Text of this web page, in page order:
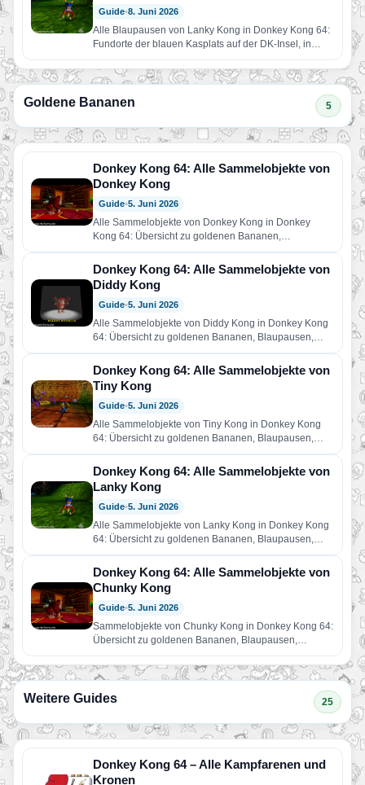
Guide•8. Juni 2026
Alle Blaupausen von Lanky Kong in Donkey Kong 64:
Fundorte der blauen Kasplats auf der DK-Insel, in
Tropen…
Goldene Bananen 5
Donkey Kong 64: Alle Sammelobjekte von
Donkey Kong
Guide•5. Juni 2026
Alle Sammelobjekte von Donkey Kong in Donkey
Kong 64: Übersicht zu goldenen Bananen,
Blaupausen, Bananen-Medaillen, Kampfarenen,
Boss-Schlüsseln und…
Donkey Kong 64: Alle Sammelobjekte von
Diddy Kong
Guide•5. Juni 2026
Alle Sammelobjekte von Diddy Kong in Donkey Kong
64: Übersicht zu goldenen Bananen, Blaupausen,
Bananen-Medaillen, Bonusfässern, Spezialfähigkeiten
und…
Donkey Kong 64: Alle Sammelobjekte von
Tiny Kong
Guide•5. Juni 2026
Alle Sammelobjekte von Tiny Kong in Donkey Kong
64: Übersicht zu goldenen Bananen, Blaupausen,
Bananen-Medaillen, Bananenfeen, Mini-Monkey-
Aufgaben, Primatoport-Räumen…
Donkey Kong 64: Alle Sammelobjekte von
Lanky Kong
Guide•5. Juni 2026
Alle Sammelobjekte von Lanky Kong in Donkey Kong
64: Übersicht zu goldenen Bananen, Blaupausen,
Bananen-Medaillen, Bonusfässern,
Spezialfähigkeiten, Enguarde-Aufgaben…
Donkey Kong 64: Alle Sammelobjekte von
Chunky Kong
Guide•5. Juni 2026
Sammelobjekte von Chunky Kong in Donkey Kong 64:
Übersicht zu goldenen Bananen, Blaupausen,
Bananen-Medaillen, Primaten-Punch-Aufgaben,
Hunky-Chunky-Passagen und Chunkys…
Weitere Guides 25
Donkey Kong 64 – Alle Kampfarenen und
Kronen